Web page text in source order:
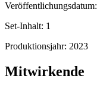
Veröffentlichungsdatum:
Set-Inhalt: 1
Produktionsjahr: 2023
Mitwirkende